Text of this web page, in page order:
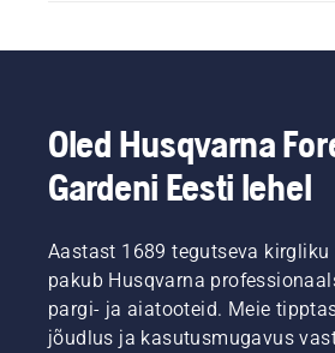
Oled Husqvarna
Gardeni Eesti lehel
Aastast 1689 tegutseva kirgliku
pakub Husqvarna
pargi- ja aiatooteid. Meie
jõudlus ja kasutusmugavus